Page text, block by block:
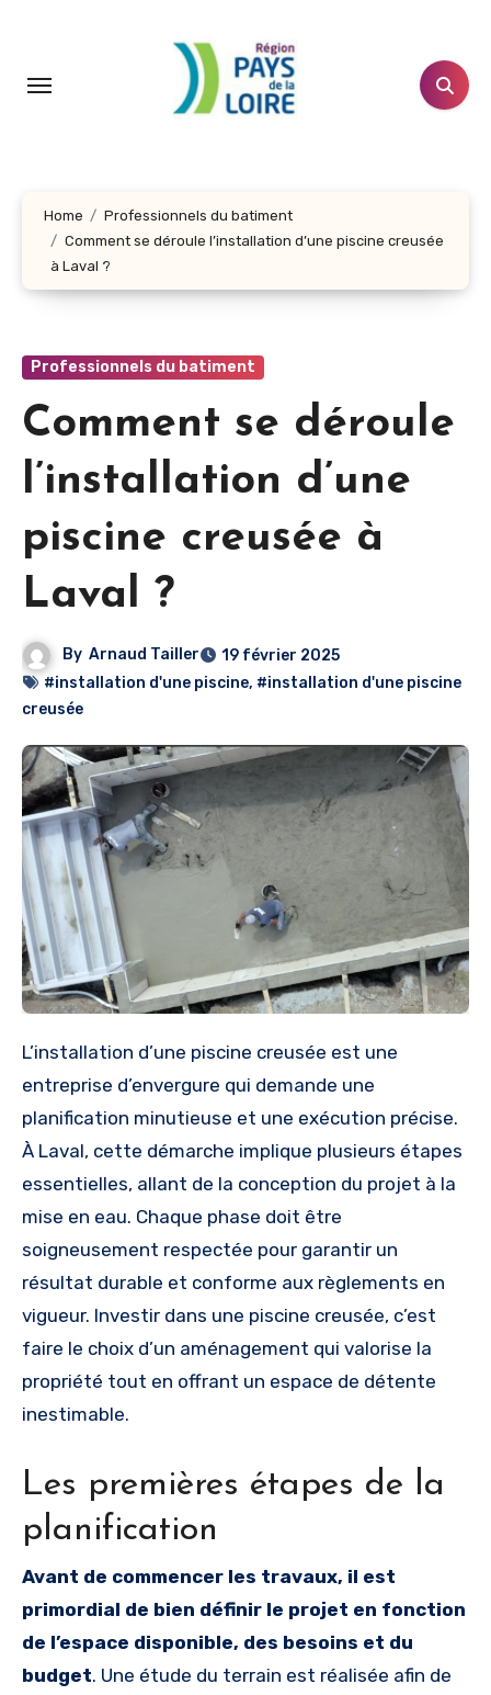
contenu
Home
Professionnels du batiment
Comment se déroule l’installation d’une piscine creusée
à Laval ?
Professionnels du batiment
Comment se déroule
l’installation d’une
piscine creusée à
Laval ?
By Arnaud Tailler
19 février 2025
#installation d'une piscine, #installation d'une piscine
creusée
L’installation d’une piscine creusée est une
entreprise d’envergure qui demande une
planification minutieuse et une exécution précise.
À Laval, cette démarche implique plusieurs étapes
essentielles, allant de la conception du projet à la
mise en eau. Chaque phase doit être
soigneusement respectée pour garantir un
résultat durable et conforme aux règlements en
vigueur. Investir dans une piscine creusée, c’est
faire le choix d’un aménagement qui valorise la
propriété tout en offrant un espace de détente
inestimable.
Les premières étapes de la
planification
Avant de commencer les travaux, il est
primordial de bien définir le projet en fonction
de l’espace disponible, des besoins et du
budget. Une étude du terrain est réalisée afin de